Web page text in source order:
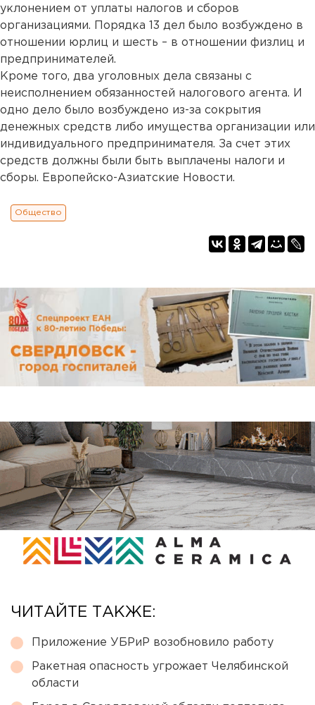
уклонением от уплаты налогов и сборов
организациями. Порядка 13 дел было возбуждено в
отношении юрлиц и шесть – в отношении физлиц и
предпринимателей.
Кроме того, два уголовных дела связаны с
неисполнением обязанностей налогового агента. И
одно дело было возбуждено из-за сокрытия
денежных средств либо имущества организации или
индивидуального предпринимателя. За счет этих
средств должны были быть выплачены налоги и
сборы. Европейско-Азиатские Новости.
Общество
ЧИТАЙТЕ ТАКЖЕ:
Приложение УБРиР возобновило работу
Ракетная опасность угрожает Челябинской
области